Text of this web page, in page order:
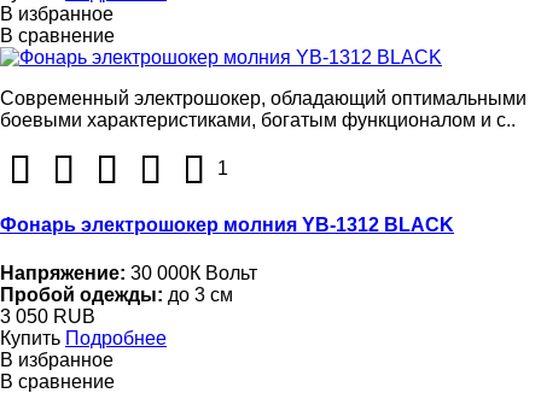
В избранное
В сравнение
Современный электрошокер, обладающий оптимальными
боевыми характеристиками, богатым функционалом и с..
1
Фонарь электрошокер молния YB-1312 BLACK
Напряжение: 30 000К Вольт
Пробой одежды: до 3 см
3 050 RUB
Купить Подробнее
В избранное
В сравнение